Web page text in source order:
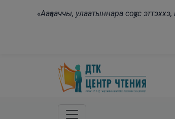
«Ааҕааччы, улаатыннара соҕус